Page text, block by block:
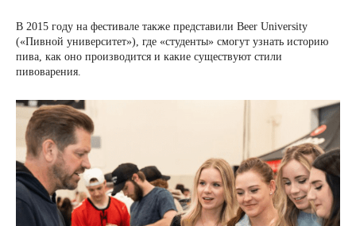
В 2015 году на фестивале также представили Beer University
(«Пивной университет»), где «студенты» смогут узнать историю
пива, как оно производится и какие существуют стили
пивоварения.